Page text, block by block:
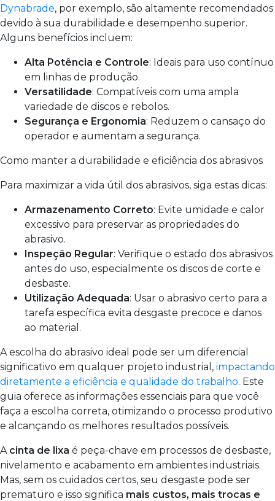
Dynabrade, por exemplo, são altamente recomendados
devido à sua durabilidade e desempenho superior.
Alguns benefícios incluem:
Alta Potência e Controle: Ideais para uso contínuo
em linhas de produção.
Versatilidade: Compatíveis com uma ampla
variedade de discos e rebolos.
Segurança e Ergonomia: Reduzem o cansaço do
operador e aumentam a segurança.
Como manter a durabilidade e eficiência dos abrasivos
Para maximizar a vida útil dos abrasivos, siga estas dicas:
Armazenamento Correto: Evite umidade e calor
excessivo para preservar as propriedades do
abrasivo.
Inspeção Regular: Verifique o estado dos abrasivos
antes do uso, especialmente os discos de corte e
desbaste.
Utilização Adequada: Usar o abrasivo certo para a
tarefa específica evita desgaste precoce e danos
ao material.
A escolha do abrasivo ideal pode ser um diferencial
significativo em qualquer projeto industrial, impactando
diretamente a eficiência e qualidade do trabalho. Este
guia oferece as informações essenciais para que você
faça a escolha correta, otimizando o processo produtivo
e alcançando os melhores resultados possíveis.
A cinta de lixa é peça-chave em processos de desbaste,
nivelamento e acabamento em ambientes industriais.
Mas, sem os cuidados certos, seu desgaste pode ser
prematuro e isso significa mais custos, mais trocas e